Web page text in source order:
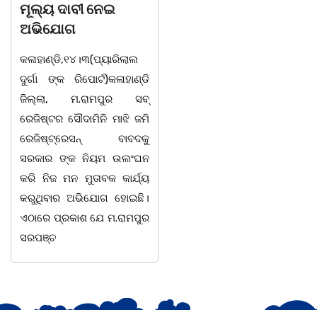
ଦାବୀ ନେଇ
ଙ୍କ ରିପୋର୍ଟ)କଳାହାଣ୍ଡି
ମ.ରାମପୁର ସବ୍
ସୌଦାମିନି ମାଝି ଜମି
ବାବଦକୁ
ଙ୍କ ନିୟମ ଉଲଂଘନ
ମନ ମୁତାବକ କାର୍ଯ୍ୟ
ଅଭିଯୋଗ ହୋଇଛି।
ପ୍ରକାଶ ଯେ ମ.ରାମପୁର
ସମ୍ପର୍କରେ କୌଣସି ସୂତ୍ରରୁ
ସୂଚନା ପାଇ କଳାହାଣ୍ଡି ଉତ୍ତର
ବନଖଣ୍ଡ ଅଧୀନ କେଗାଁ ରେଞ୍ଜର
ବନ କର୍ମଚାରୀ ମାନେ ଗରଗାବ
ସେକ୍ସନ ଅଧୀନ କାନ୍ଦୁଲଝର